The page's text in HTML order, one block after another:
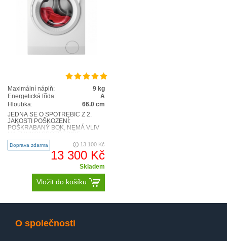
Autodose
Maximální náplň:
9 kg
Energetická třída:
A
Hloubka:
66.0 cm
JEDNÁ SE O SPOTŘEBIČ Z 2.
JAKOSTI POŠKOZENÍ:
POŠKRABANÝ BOK, NEMÁ VLIV
FOTOGRAFIE NA VYŽÁDÁNÍ
LFR73942BC PRAČKA
Doprava zdarma 13 100 Kč
13 300 Kč
Skladem
Vložit do košíku
O společnosti